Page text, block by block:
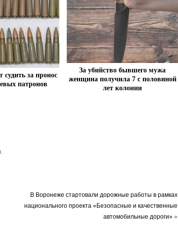
судить за пронос
патронов
За убийство бывшего мужа
женщина получила 7 с половиной
лет колонии
В Воронеже стартовали дорожные работы в рамках
национального проекта «Безопасные и качественные
автомобильные дороги» »